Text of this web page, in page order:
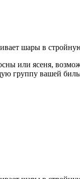
шары в
или ясеня,
группу вашей